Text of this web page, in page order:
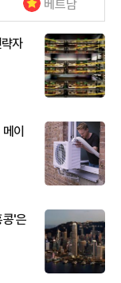
베트남
자
이
콩'은